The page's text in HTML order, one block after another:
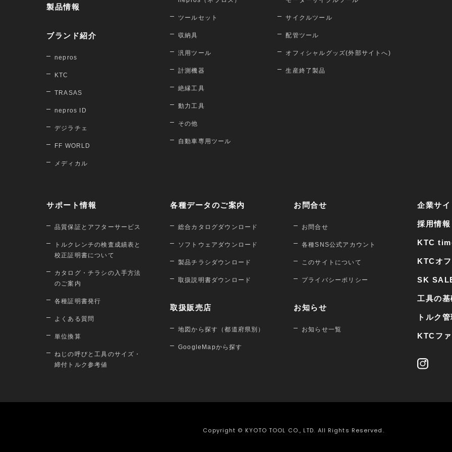
製品情報
ブランド紹介
nepros
KTC
TRASAS
nepros ID
デジラチェ
FF WORLD
メディカル
ツールセット
収納具
汎用ツール
計測機器
絶縁工具
動力工具
その他
自動車専用ツール
サイクルツール
配管ツール
オフィシャルグッズ(外部サイトへ)
生産終了製品
サポート情報
品質保証とアフターサービス
トルクレンチの検査成績表と
校正証明書について
カタログ・チラシの入手方法
のご案内
各種証明書発行
よくある質問
単位換算
ねじの呼びと工具のサイズ・
締付トルク参考値
各種データのご案内
総合カタログダウンロード
ソフトウェアダウンロード
製品チラシダウンロード
取扱説明書ダウンロード
取扱販売店
地図から探す（都道府県別）
GoogleMapから探す
お問合せ
お問合せ
各種SNS公式アカウント
このサイトについて
プライバシーポリシー
お知らせ
お知らせ一覧
企業サイ
採用情報
KTC
KTCオ
SK
工具の
トルク
KTCフ
Copyright © KYOTO TOOL CO., LTD. All Rights Reserved.